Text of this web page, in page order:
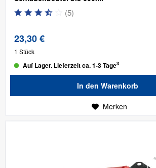
(5)
23,30 €
1 Stück
Auf Lager. Lieferzeit ca. 1-3 Tage3
In den Warenkorb
Merken